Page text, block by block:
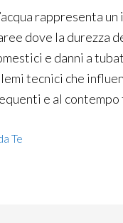
rappresenta
dove la durezza
e danni a
tecnici che
e al
Te